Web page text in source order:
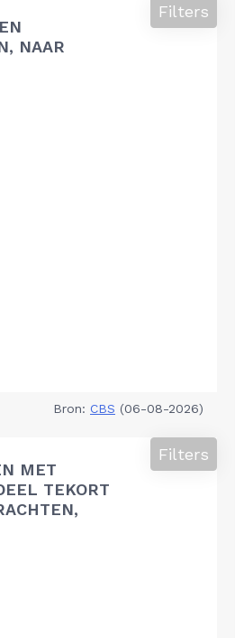
NAAR
Filters
Bron: CBS (06-08-2026)
MET
TEKORT
Filters